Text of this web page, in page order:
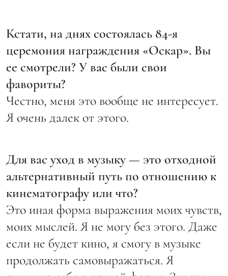
Кстати, на днях состоялась 84-я
церемония награждения «Оскар». Вы
ее смотрели? У вас были свои
фавориты?
Честно, меня это вообще не интересует.
Я очень далек от этого.
Для вас уход в музыку — это отходной
альтернативный путь по отношению к
кинематографу или что?
Это иная форма выражения моих чувств,
моих мыслей. Я не могу без этого. Даже
если не будет кино, я смогу в музыке
продолжать самовыражаться. Я